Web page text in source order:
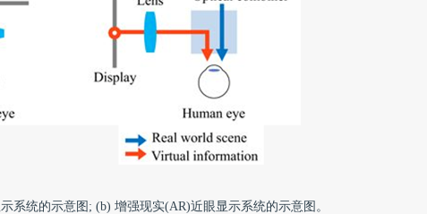
系统的示意图; (b) 增强现实(AR)近眼显示系统的示意图。